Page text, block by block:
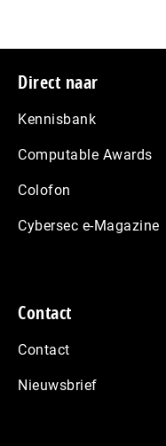
Footer
Direct naar
Kennisbank
Computable Awards
Colofon
Cybersec e-Magazine
Contact
Contact
Nieuwsbrief